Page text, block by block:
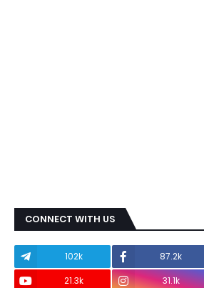
CONNECT WITH US
102k 87.2k
21.3k
31.1k